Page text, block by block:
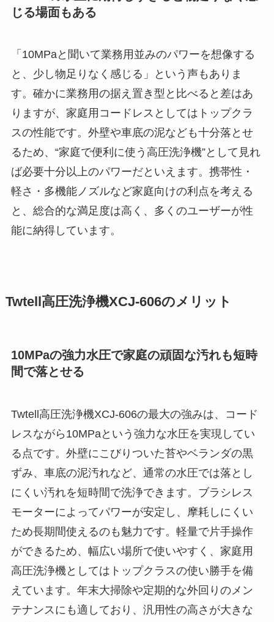
じる場面もある
「10MPaと聞いて業務用並みのパワーを想像する
と、少し物足りなく感じる」という声もありま
す。確かに業務用の据え置き型と比べると差はあ
りますが、家庭用コードレスとしてはトップクラ
スの性能です。外壁や車底の泥なども十分落とせ
るため、“家庭で便利に使う高圧洗浄機”として見れ
ば必要十分以上のパワーだといえます。携帯性・
軽さ・多機能ノズルなど家庭向けの利点を考える
と、総合的な満足度は高く、多くのユーザーが性
能に納得しています。
Twtell高圧洗浄機XCJ-606のメリット
10MPaの強力水圧で家庭の頑固な汚れも短時
間で落とせる
Twtell高圧洗浄機XCJ-606の最大の強みは、コード
レスながら10MPaという強力な水圧を実現してい
る点です。外壁にこびりついた苔やベランダの黒
ずみ、車底の泥汚れなど、通常の水圧では落とし
にくい汚れを短時間で洗浄できます。ブラシレス
モーターによってパワーが安定し、摩耗しにくい
ため長期間使えるのも魅力です。軽量で片手操作
ができるため、幅広い場所で使いやすく、家庭用
高圧洗浄機としてはトップクラスの使い勝手を備
えています。年末大掃除や定期的な外回りのメン
テナンスにも適しており、汎用性の高さが大きな